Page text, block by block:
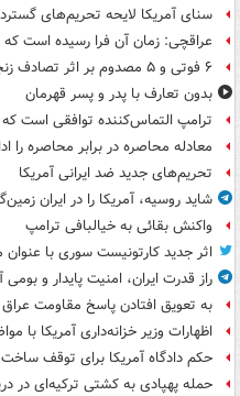
سنای آمریکا لایحه تحریم‌های
عراقچی: زمان آن فرا رسیده است
۶ فوتی و ۵ مصدوم بر اثر تصادف زنجیره‌ای
بدون تعارف با پدر و پسر قهرمان
ترامپ التماس‌کننده توافقی است که
معادله محاصره در برابر محاصره را
تحریم‌های جدید ضد ایرانی آمریکا
شاید روسیه، آمریکا را در ایران
واکنش بقائی به خیالبافی ترامپ
اثر جدید کارتونیست سوری با
راز قدرت ایران، امنیت پایدار و
به تعویق افتادن پاسخ مقاومت
اظهارات وزیر خزانه‌داری آمریکا
حکم دادگاه آمریکا برای توقف
حمله پهپادی به کشتی ترکیه‌ای در